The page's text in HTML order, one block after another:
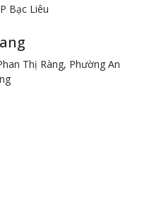
Bạc Liêu
Thị Ràng, Phường An